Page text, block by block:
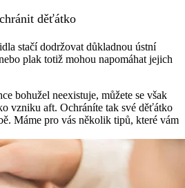
děťátko
stačí dodržovat důkladnou ústní
plak totiž mohou napomáhat jejich
bohužel neexistuje, můžete se však
vzniku aft. Ochráníte tak své děťátko
Máme pro vás několik tipů, které vám